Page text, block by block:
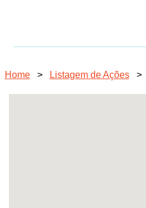
Home > Listagem de Ações >